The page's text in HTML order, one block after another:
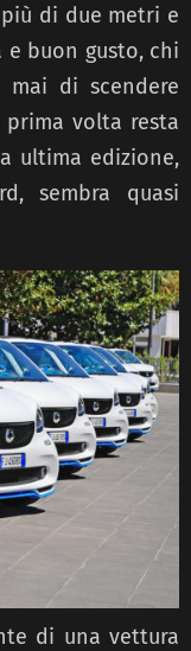
di due metri e
buon gusto, chi
di scendere
volta resta
ultima edizione,
sembra quasi
di una vettura